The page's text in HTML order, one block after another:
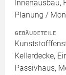
Innenausbau,
Planung /
GEBÄUDETEILE
Kellerdecke,
Passivhaus,